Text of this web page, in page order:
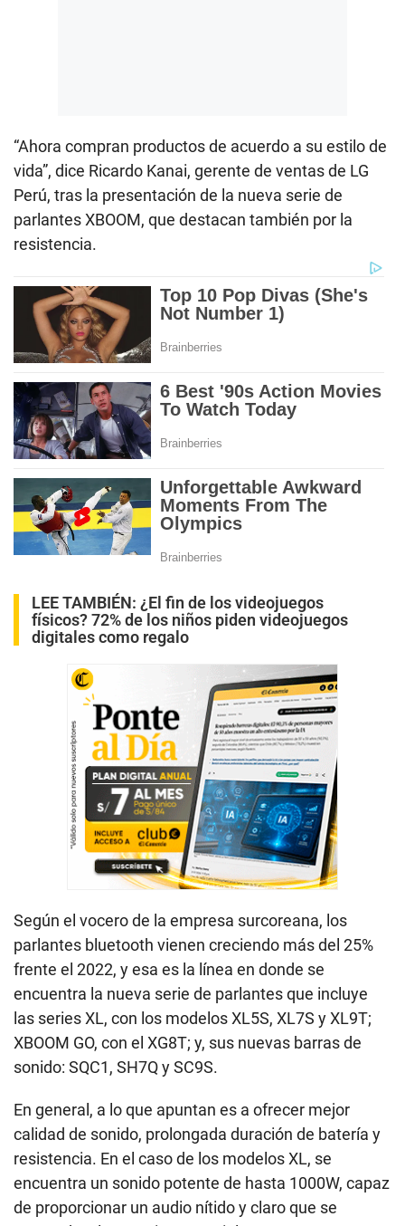
“Ahora compran productos de acuerdo a su estilo de
vida”, dice Ricardo Kanai, gerente de ventas de LG
Perú, tras la presentación de la nueva serie de
parlantes XBOOM, que destacan también por la
resistencia.
LEE TAMBIÉN: ¿El fin de los videojuegos
físicos? 72% de los niños piden videojuegos
digitales como regalo
Según el vocero de la empresa surcoreana, los
parlantes bluetooth vienen creciendo más del 25%
frente el 2022, y esa es la línea en donde se
encuentra la nueva serie de parlantes que incluye
las series XL, con los modelos XL5S, XL7S y XL9T;
XBOOM GO, con el XG8T; y, sus nuevas barras de
sonido: SQC1, SH7Q y SC9S.
En general, a lo que apuntan es a ofrecer mejor
calidad de sonido, prolongada duración de batería y
resistencia. En el caso de los modelos XL, se
encuentra un sonido potente de hasta 1000W, capaz
de proporcionar un audio nítido y claro que se